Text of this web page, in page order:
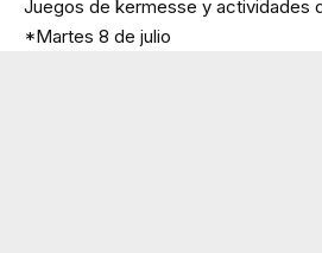
Juegos de kermesse y actividades
*Martes 8 de julio